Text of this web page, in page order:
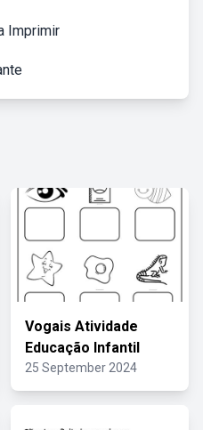
Imprimir
Vogais Atividade
Educação Infantil
25 September 2024